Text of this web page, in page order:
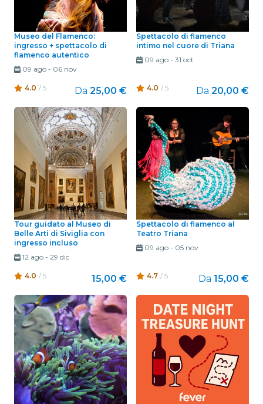
Museo del Flamenco:
ingresso + spettacolo di
flamenco autentico
09 ago- 06 nov
4.0 / 5 Da 25,00 €
Spettacolo di flamenco
intimo nel cuore di Triana
09 ago- 31 oct
4.0 / 5 Da 20,00 €
Tour guidato al Museo di
Belle Arti di Siviglia con
ingresso incluso
12 ago- 29 dic
4.0 / 5 15,00 €
Spettacolo di flamenco al
Teatro Triana
09 ago- 05 nov
4.7 / 5 Da 15,00 €